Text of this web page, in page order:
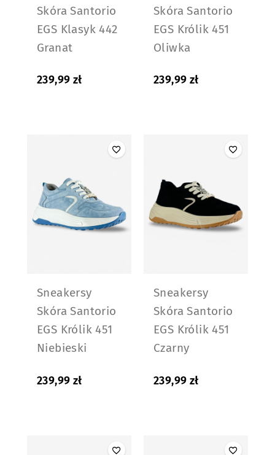
Skóra Santorio
EGS Klasyk 442
Granat
239,99 zł
Skóra Santorio
EGS Królik 451
Oliwka
239,99 zł
Sneakersy
Skóra Santorio
EGS Królik 451
Niebieski
239,99 zł
Sneakersy
Skóra Santorio
EGS Królik 451
Czarny
239,99 zł